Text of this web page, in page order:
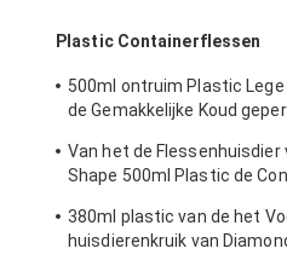
Plastic Containerflessen
500ml ontruim Plastic
de Gemakkelijke Koud
Van het de Flessenhuisdier
Shape 500ml Plastic de
380ml plastic van de het
huisdierenkruik van